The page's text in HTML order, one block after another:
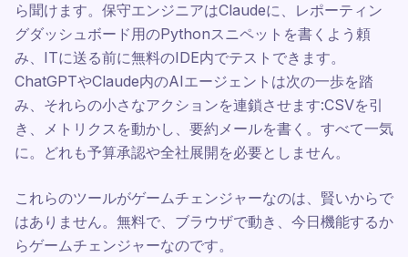
ら聞けます。保守エンジニアはClaudeに、レポーティン
グダッシュボード用のPythonスニペットを書くよう頼
み、ITに送る前に無料のIDE内でテストできます。
ChatGPTやClaude内のAIエージェントは次の一歩を踏
み、それらの小さなアクションを連鎖させます:CSVを引
き、メトリクスを動かし、要約メールを書く。すべて一気
に。どれも予算承認や全社展開を必要としません。
これらのツールがゲームチェンジャーなのは、賢いからで
はありません。無料で、ブラウザで動き、今日機能するか
らゲームチェンジャーなのです。